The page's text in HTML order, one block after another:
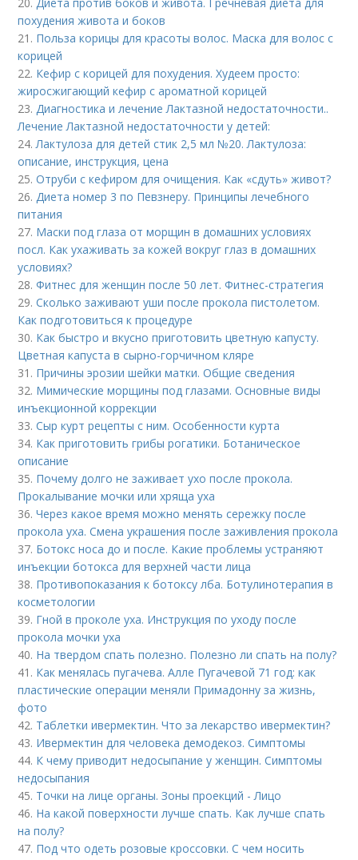
похудения живота и боков
21. Польза корицы для красоты волос. Маска для волос с
корицей
22. Кефир с корицей для похудения. Худеем просто:
жиросжигающий кефир с ароматной корицей
23.Диагностика и лечение Лактазной недостаточности..
Лечение Лактазной недостаточности у детей:
24.Лактулоза для детей стик 2,5 мл №20. Лактулоза:
описание, инструкция, цена
25.Отруби с кефиром для очищения. Как «сдуть» живот?
26.Диета номер 3 по Певзнеру. Принципы лечебного
питания
27. Маски под глаза от морщин в домашних условиях
посл. Как ухаживать за кожей вокруг глаз в домашних
условиях?
28.Фитнес для женщин после 50 лет. Фитнес-стратегия
29.Сколько заживают уши после прокола пистолетом.
Как подготовиться к процедуре
30. Как быстро и вкусно приготовить цветную капусту.
Цветная капуста в сырно-горчичном кляре
31. Причины эрозии шейки матки. Общие сведения
32. Мимические морщины под глазами. Основные виды
инъекционной коррекции
33.Сыр курт рецепты с ним. Особенности курта
34. Как приготовить грибы рогатики. Ботаническое
описание
35. Почему долго не заживает ухо после прокола.
Прокалывание мочки или хряща уха
36.Через какое время можно менять сережку после
прокола уха. Смена украшения после заживления прокола
37. Ботокс носа до и после. Какие проблемы устраняют
инъекции ботокса для верхней части лица
38. Противопоказания к ботоксу лба. Ботулинотерапия в
косметологии
39. Гной в проколе уха. Инструкция по уходу после
прокола мочки уха
40. На твердом спать полезно. Полезно ли спать на полу?
41. Как менялась пугачева. Алле Пугачевой 71 год: как
пластические операции меняли Примадонну за жизнь,
фото
42. Таблетки ивермектин. Что за лекарство ивермектин?
43. Ивермектин для человека демодекоз. Симптомы
44. К чему приводит недосыпание у женщин. Симптомы
недосыпания
45. Точки на лице органы. Зоны проекций - Лицо
46. На какой поверхности лучше спать. Как лучше спать
на полу?
47. Под что одеть розовые кроссовки. С чем носить